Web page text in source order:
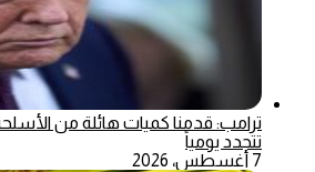
ترامب: قدمنا كميات هائلة من الأسلحة
تتجدد يومياً
7 أغسطس، 2026